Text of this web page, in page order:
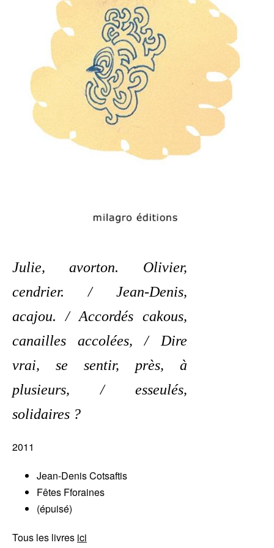
Julie, avorton. Olivier,
cendrier. / Jean-Denis,
acajou. / Accordés cakous,
canailles accolées, / Dire
vrai, se sentir, près, à
plusieurs, / esseulés,
solidaires ?
2011
Jean-Denis Cotsaftis
Fêtes Fforaines
(épuisé)
Tous les livres ici